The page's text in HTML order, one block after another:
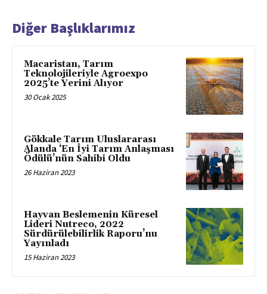
Diğer Başlıklarımız
Macaristan, Tarım
Teknolojileriyle Agroexpo
2025’te Yerini Alıyor
30 Ocak 2025
Gökkale Tarım Uluslararası
Alanda ‘En İyi Tarım Anlaşması
Ödülü’nün Sahibi Oldu
26 Haziran 2023
Hayvan Beslemenin Küresel
Lideri Nutreco, 2022
Sürdürülebilirlik Raporu’nu
Yayınladı
15 Haziran 2023